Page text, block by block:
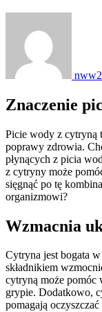
Znaczenie
Picie wody z cytryną
poprawy zdrowia.
płynących z picia
z cytryny może
sięgnąć po tę
organizmowi?
Wzmacnia
Cytryna jest bogata
składnikiem
cytryną może pomóc
grypie. Dodatkowo,
pomagają